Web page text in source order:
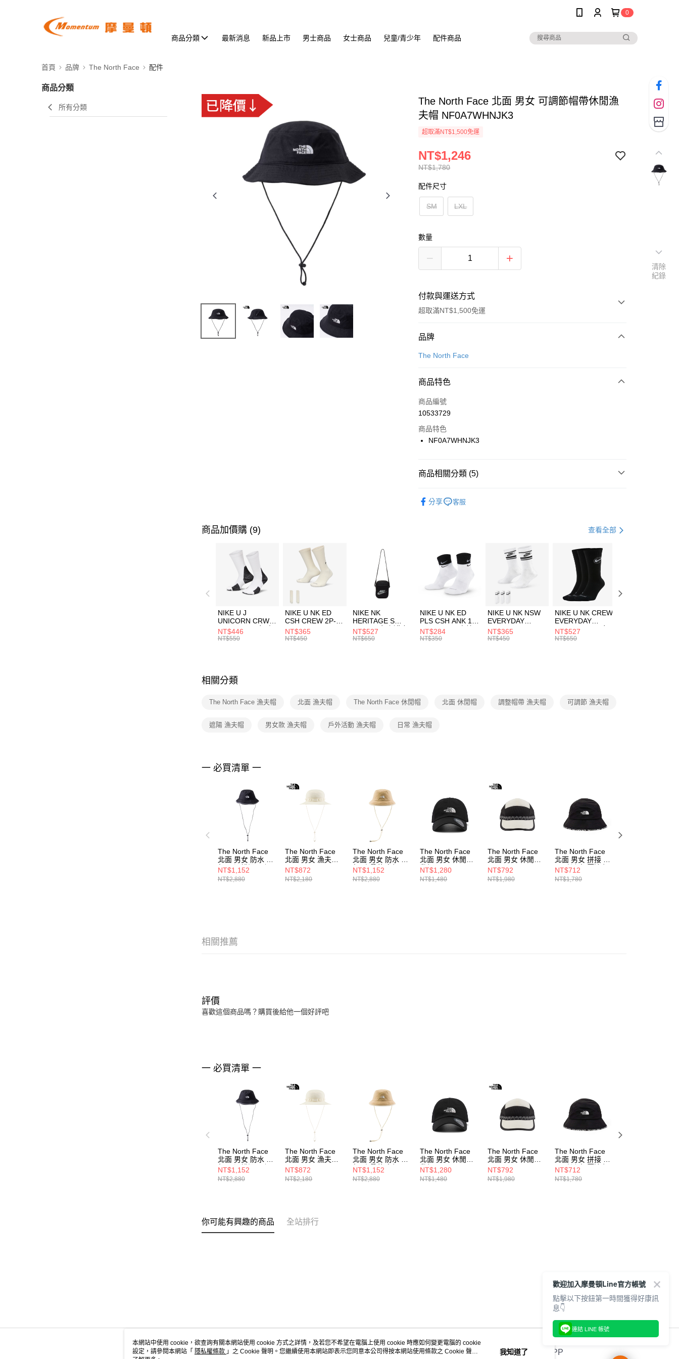
0
商品分類 最新消息 新品上市 男士商品 女士商品 兒童/青少年 配件商品
首頁 品牌 The North Face 配件
商品分類
所有分類
The North Face 北面 男女 可調節帽帶休閒漁
夫帽 NF0A7WHNJK3
超取滿NT$1,500免運
NT$1,780
NT$1,246
配件尺寸
SM LXL
數量
付款與運送方式
超取滿NT$1,500免運
付款方式
信用卡一次付款
合作金庫商業銀行
華南商業銀行
上海商業儲蓄銀行
國泰世華商業銀行
聯邦商業銀行
台新國際商業銀行
LINE Pay
Apple Pay
【關於「AFTEE先享後付」】
３．安心：先確認商品／服務後，再付款。
【「AFTEE先享後付」結帳流程】
１．於結帳方式選擇「AFTEE先享後付」後，將跳轉至「AFTEE先享後
付」結帳頁面，進行簡訊認證並確認金額後，即可完成結帳。
２．訂單成立數日內，您將收到繳費通知簡訊。
３．收到繳費通知簡訊後14天內，點擊此簡訊中的連結，可透過四大超商
／ATM／網路銀行／等多元方式進行付款，方視為交易完成。
※ 請注意：結帳手續完成當下不需立刻繳費，但若您需要取消訂單，請聯
絡購買商品的店家。未經商家同意取消之訂單仍視為有效，需透過AFTEE
先享後付繳納相關費用。
交易，需依本服務之必要範圍內提供個人資料，並將交易相關給付款項請
２．關於個人資料處理事宜，請瀏覽以下網址：
結果請求用戶進行身份認證。
５．嚴禁一人註冊多個帳號或使用他人資訊註冊。若發現惡意使用之情
形，恩沛科技股份有限公司將有權停止該用戶之使用額度並採取法律行
動。
每筆NT$100，滿NT$1,500(含以上)免運費
每筆NT$100，滿NT$1,500(含以上)免運費
付款後門市自取
每筆NT$100，滿NT$1,500(含以上)免運費
品牌
The North Face
商品特色
商品編號
10533729
商品特色
NF0A7WHNJK3
商品相關分類 (5)
限時降價專區⬇
分享 客服
商品加價購 (9) 查看全部
NIKE U J
UNICORN CRW
1PR -160 男女 中
統襪 FZ3393100
NT$446
NT$550
NIKE U NK ED
CSH CREW 2P-
144 EMBRDY 男
女 短統襪
NT$365
NT$450
NIKE NK
HERITAGE S
SMIT 男女 側背包
BA5871010
NT$527
NT$650
NIKE U NK ED
PLS CSH ANK 1P
144 DBL 男 中統
襪 DH4058104
NT$284
NT$350
NIKE U NK NSW
EVERYDAY
ESSENTIAL CR
男女 短統襪
NT$365
NT$450
NIKE U NK CREW
EVERYDAY
BBALL 3PR 男女
長統襪
NT$527
NT$650
相關分類
The North Face 漁夫帽 北面 漁夫帽 The North Face 休閒帽 北面 休閒帽 調整帽帶 漁夫帽 可調節 漁夫帽
遮陽 漁夫帽 男女款 漁夫帽 戶外活動 漁夫帽 日常 漁夫帽
一 必買清單 一
The North Face
北面 男女 防水 透
氣 吸濕排汗 可調
節帽帶休閒漁夫帽
NF0A86RYWOO
NT$1,152
NT$2,880
The North Face
北面 男女 漁夫帽
NF0A5FXFQLI
NT$872
NT$2,180
The North Face
北面 男女 防水 透
氣 防曬 漁夫帽
NF0A86RYQK7
NT$1,152
NT$2,880
The North Face
北面 男女 休閒運
動帽
NF0A7WHOJK3
NT$1,280
NT$1,480
The North Face
北面 男女 休閒帽
NF0A86S3ROU
NT$792
NT$1,980
The North Face
北面 男女 拼接 防
風 防潑水 壓邊印
花漁夫帽
NF0A7WHAJK3
NT$712
NT$1,780
相關推薦
評價
喜歡這個商品嗎？購買後給他一個好評吧
一 必買清單 一
The North Face
北面 男女 防水 透
氣 吸濕排汗 可調
節帽帶休閒漁夫帽
NF0A86RYWOO
NT$1,152
NT$2,880
The North Face
北面 男女 漁夫帽
NF0A5FXFQLI
NT$872
NT$2,180
The North Face
北面 男女 防水 透
氣 防曬 漁夫帽
NF0A86RYQK7
NT$1,152
NT$2,880
The North Face
北面 男女 休閒運
動帽
NF0A7WHOJK3
NT$1,280
NT$1,480
The North Face
北面 男女 休閒帽
NF0A86S3ROU
NT$792
NT$1,980
The North Face
北面 男女 拼接 防
風 防潑水 壓邊印
花漁夫帽
NF0A7WHAJK3
NT$712
NT$1,780
你可能有興趣的商品 全站排行
關於我們 客服資訊 官方APP
清除
紀錄
本網站中使用 cookie，欲查詢有關本網站使用 cookie 方式之詳情，及若您不希望在電腦上使用 cookie 時應如何變更電腦的 cookie
設定，請參閱本網站「 隱私權條款 」之 Cookie 聲明。您繼續使用本網站即表示您同意本公司得按本網站使用條款之 Cookie 聲明
我知道了
歡迎加入摩曼頓Line官方帳號
點擊以下按鈕第一時間獲得好康訊
息👇
連結 LINE 帳號